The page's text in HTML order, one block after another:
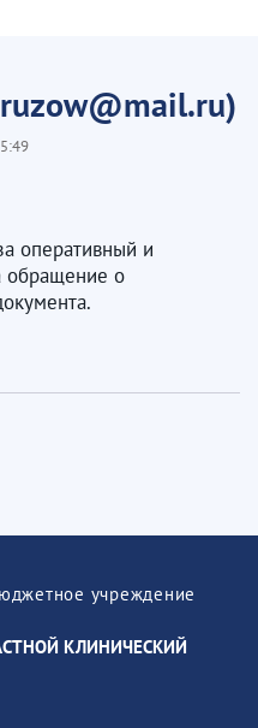
оперативный и
обращение о
учреждение
КЛИНИЧЕСКИЙ